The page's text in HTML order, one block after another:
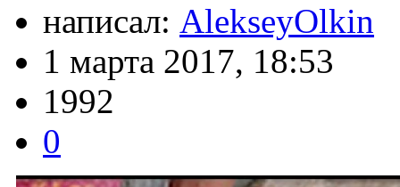
написал: AlekseyOlkin
1 марта 2017, 18:53
1992
0